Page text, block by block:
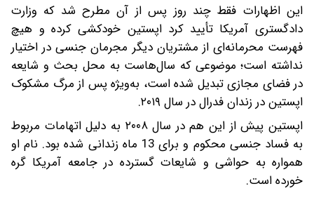
این اظهارات فقط چند روز پس از آن مطرح شد که وزارت
دادگستری آمریکا تأیید کرد اپستین خودکشی کرده و هیچ
فهرست محرمانه‌ای از مشتریان دیگر مجرمان جنسی در اختیار
نداشته است؛ موضوعی که سال‌هاست به محل بحث و شایعه
در فضای مجازی تبدیل شده است، به‌ویژه پس از مرگ مشکوک
اپستین در زندان فدرال در سال ۲۰۱۹.
اپستین پیش از این هم در سال ۲۰۰۸ به دلیل اتهامات مربوط
به فساد جنسی محکوم و برای 13 ماه زندانی شده بود. نام او
همواره به حواشی و شایعات گسترده در جامعه آمریکا گره
خورده است.